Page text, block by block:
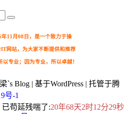
11月08日，是一个致力于操
网站，为大家不断提供和推荐
专业；因为专业，所以卓越！
`s Blog | 基于WordPress | 托管于腾
号-1
苟延残喘了:20年68天2时12分29秒